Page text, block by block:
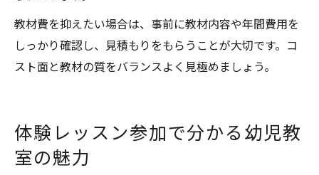
教材費を抑えたい場合は、事前に教材内容や年間費用を
しっかり確認し、見積もりをもらうことが大切です。コ
スト面と教材の質をバランスよく見極めましょう。
体験レッスン参加で分かる幼児教
室の魅力